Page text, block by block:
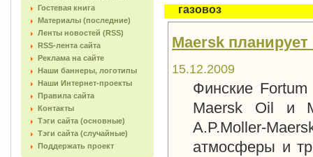
Гостевая книга
Материалы (последние)
Ленты новостей (RSS)
RSS-лента сайта
Реклама на сайте
Наши баннеры, логотипы
Наши Интернет-проекты
Правила сайта
Контакты
Тэги сайта (основные)
Тэги сайта (случайные)
Поддержать проект
газовоз
Maersk планирует
15.12.2009
Финские
Maersk Oil и
A.P.Moller-
атмосферы и